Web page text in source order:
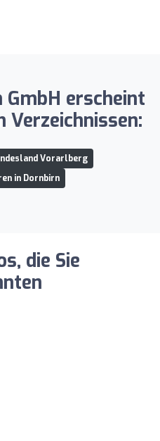
GmbH erscheint
Verzeichnissen:
Vorarlberg
in Dornbirn
die Sie